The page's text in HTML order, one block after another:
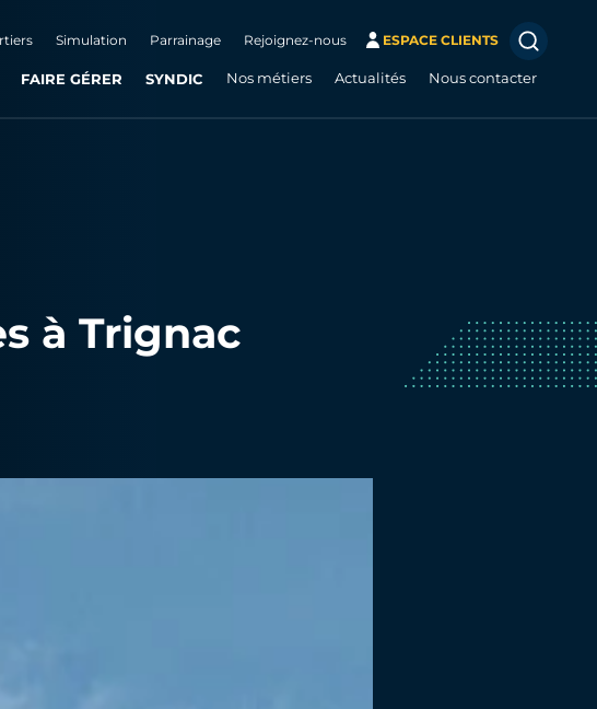
Simulation Parrainage Rejoignez-nous ESPACE CLIENTS
FAIRE GÉRER SYNDIC Nos métiers Actualités Nous contacter
à Trignac